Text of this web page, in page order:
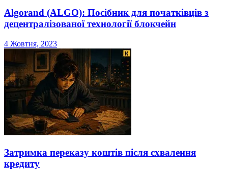
Algorand (ALGO): Посібник для початківців з
децентралізованої технології блокчейн
4 Жовтня, 2023
Затримка переказу коштів після схвалення
кредиту